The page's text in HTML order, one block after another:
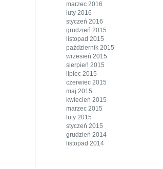
marzec 2016
luty 2016
styczeń 2016
grudzień 2015
listopad 2015
październik 2015
wrzesień 2015
sierpień 2015
lipiec 2015
czerwiec 2015
maj 2015
kwiecień 2015
marzec 2015
luty 2015
styczeń 2015
grudzień 2014
listopad 2014